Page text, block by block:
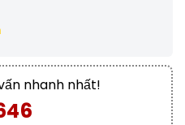
nhanh nhất!